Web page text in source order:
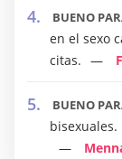
BUENO
en el sexo
citas.
BUENO